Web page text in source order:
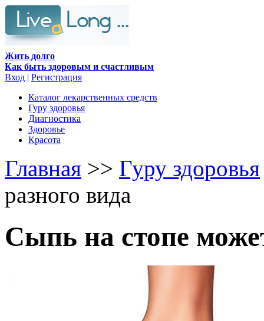
Жить долго
Как быть здоровым и счастливым
Вход | Регистрация
Каталог лекарственных средств
Гуру здоровья
Диагностика
Здоровье
Красота
Главная >> Гуру здоровья
разного вида
Сыпь на стопе